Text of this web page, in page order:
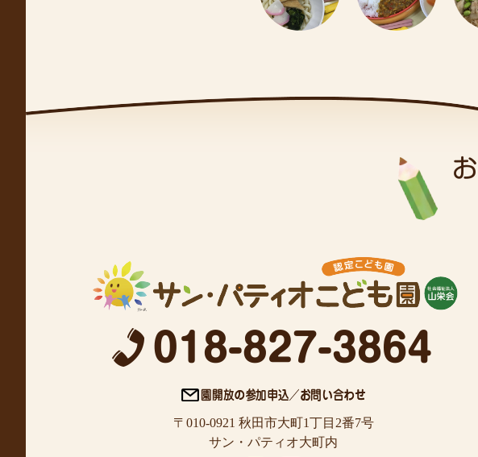
〒010-0921 秋田市大町1丁目2番7号
サン・パティオ大町内